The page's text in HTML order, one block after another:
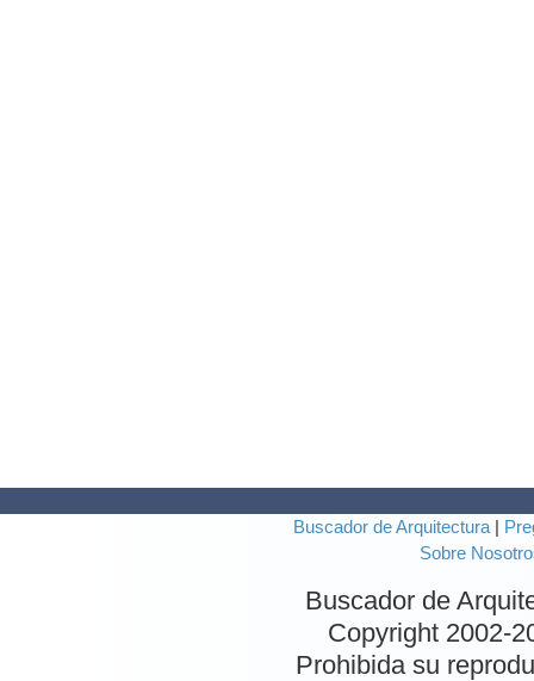
Buscador de Arquitectura
Sobre
Buscador de
Copyright 2002-
Prohibida su